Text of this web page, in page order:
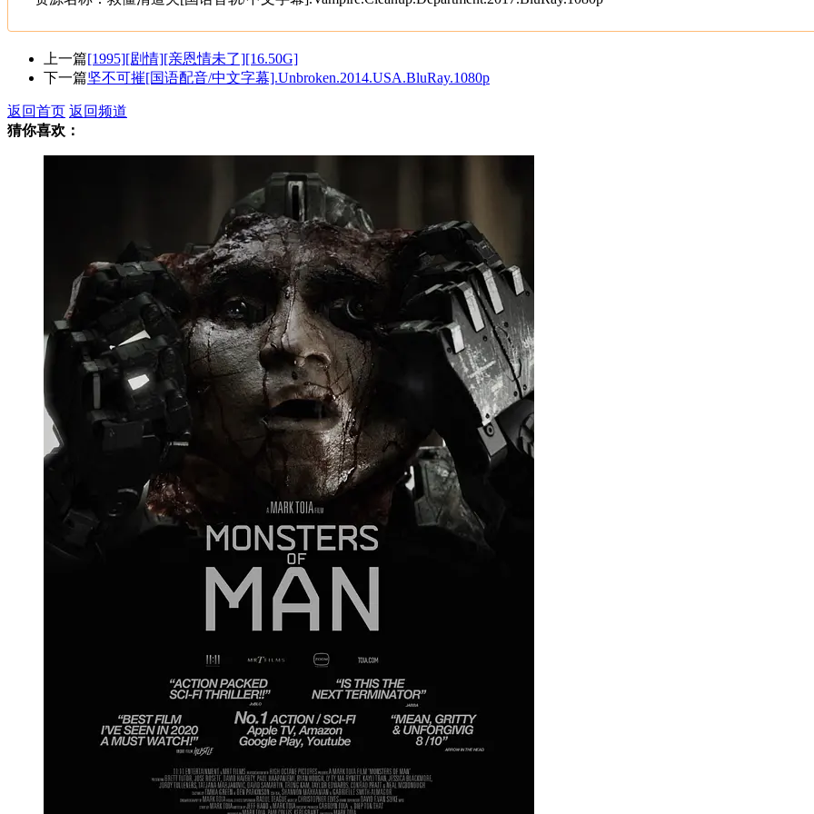
上一篇[1995][剧情][亲恩情未了][16.50G]
下一篇坚不可摧[国语配音/中文字幕].Unbroken.2014.USA.BluRay.1080p
返回首页 返回频道
猜你喜欢：